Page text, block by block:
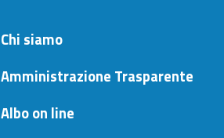
Chi siamo
Amministrazione Trasparente
Albo on line